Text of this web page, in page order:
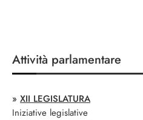
Attività parlamentare
» XII LEGISLATURA
Iniziative legislative